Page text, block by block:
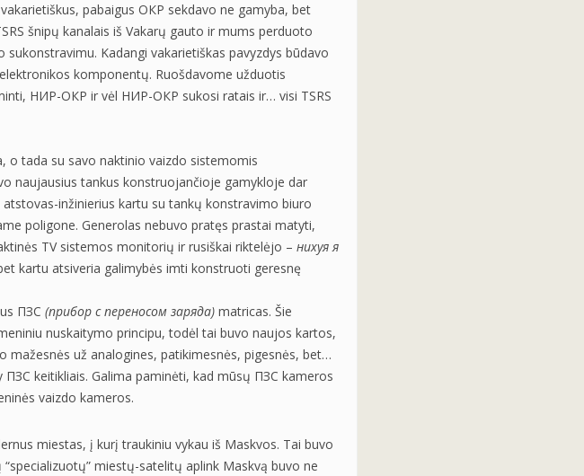
pabaigus ОКР sekdavo ne gamyba, bet
šnipų kanalais iš Vakarų gauto ir mums perduoto
Kadangi vakarietiškas pavyzdys būdavo
komponentų. Ruošdavome užduotis
НИР-ОКР ir vėl НИР-ОКР sukosi ratais ir… visi TSRS
tada su savo naktinio vaizdo sistemomis
naujausius tankus konstruojančioje gamykloje dar
inžinierius kartu su tankų konstravimo biuro
poligone. Generolas nebuvo pratęs prastai matyti,
TV sistemos monitorių ir rusiškai riktelėjo – нихуя я
kartu atsiveria galimybės imti konstruoti geresnę
ПЗС (прибор с переносом заряда) matricas. Šie
nuskaitymo principu, todėl tai buvo naujos kartos,
mažesnės už analogines, patikimesnės, pigesnės, bet…
ПЗС keitikliais. Galima paminėti, kad mūsų ПЗС kameros
vaizdo kameros.
miestas, į kurį traukiniu vykau iš Maskvos. Tai buvo
miestų-satelitų aplink Maskvą buvo ne